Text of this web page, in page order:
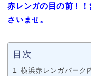
赤レンガの目の前！
さいませ。
目次
横浜赤レンガパーク